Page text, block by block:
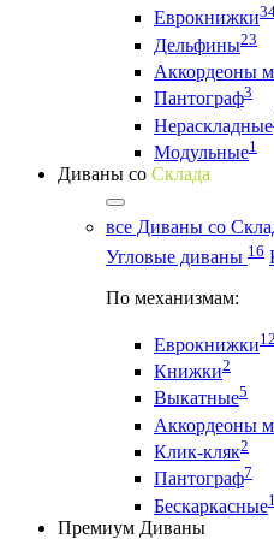
Еврокнижки
Дельфины23
Аккордеоны
Пантограф3
Нераскладные
Модульные1
Диваны со Склада
все Диваны со
Угловые диваны 16
По механизмам:
Еврокнижки12
Книжки2
Выкатные5
Аккордеоны
Клик-кляк2
Пантограф7
Бескаркасные1
Премиум Диваны